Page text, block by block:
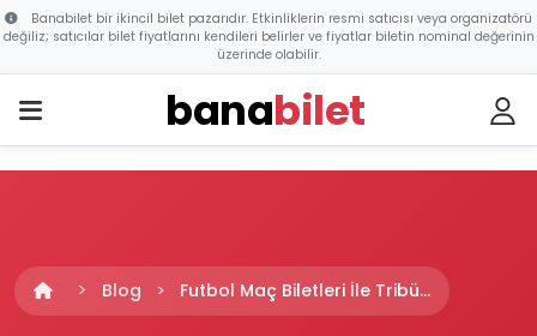
Banabilet bir ikincil bilet pazarıdır. Etkinliklerin resmi satıcısı veya organizatörü
değiliz; satıcılar bilet fiyatlarını kendileri belirler ve fiyatlar biletin nominal değerinin
üzerinde olabilir.
banabilet
Blog Futbol Maç Biletleri İle Tribü...